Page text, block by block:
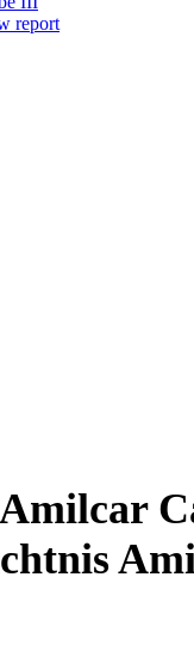
report
Amilcar